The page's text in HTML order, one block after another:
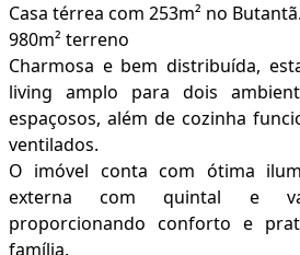
Casa térrea com 253m² no Butantã.
980m² terreno
Charmosa e bem distribuída,
living amplo para dois
espaçosos, além de cozinha
ventilados.
O imóvel conta com ótima
externa com quintal e
proporcionando conforto e
família.